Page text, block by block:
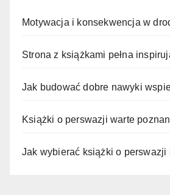
Motywacja i konsekwencja w
Strona z książkami pełna
Jak budować dobre nawyki
Książki o perswazji warte
Jak wybierać książki o perswazji